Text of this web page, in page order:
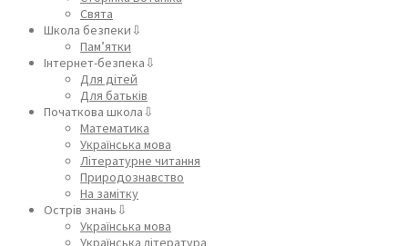
Свята
Школа безпеки⇩
Пам’ятки
Інтернет-безпека⇩
Для дітей
Для батьків
Початкова школа⇩
Математика
Українська мова
Літературне читання
Природознавство
На замітку
Острів знань⇩
Українська мова
Українська література